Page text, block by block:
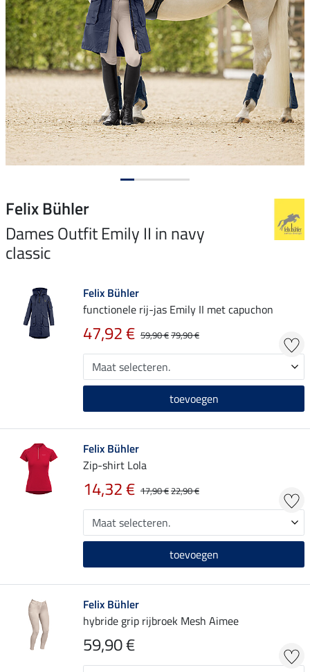
Felix Bühler
Dames Outfit Emily II in navy
classic
Felix Bühler
functionele rij-jas Emily II met capuchon
47,92 € 59,90 €79,90 €
toevoegen
Felix Bühler
Zip-shirt Lola
14,32 € 17,90 €22,90 €
toevoegen
Felix Bühler
hybride grip rijbroek Mesh Aimee
59,90 €